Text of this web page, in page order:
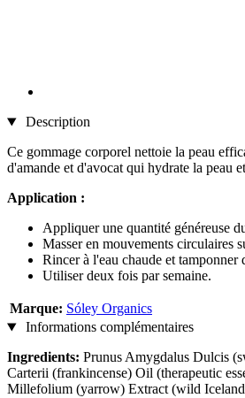
Description
Ce gommage corporel nettoie la peau
d'amande et d'avocat qui hydrate la peau
Application :
Appliquer une quantité généreuse
Masser en mouvements circulaires
Rincer à l'eau chaude et tamponner
Utiliser deux fois par semaine.
Marque: Sóley Organics
Informations complémentaires
Ingredients: Prunus Amygdalus Dulcis
Carterii (frankincense) Oil (therapeutic
Millefolium (yarrow) Extract (wild